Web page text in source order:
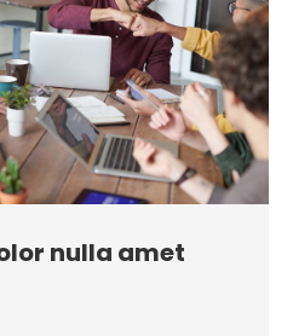
nulla amet